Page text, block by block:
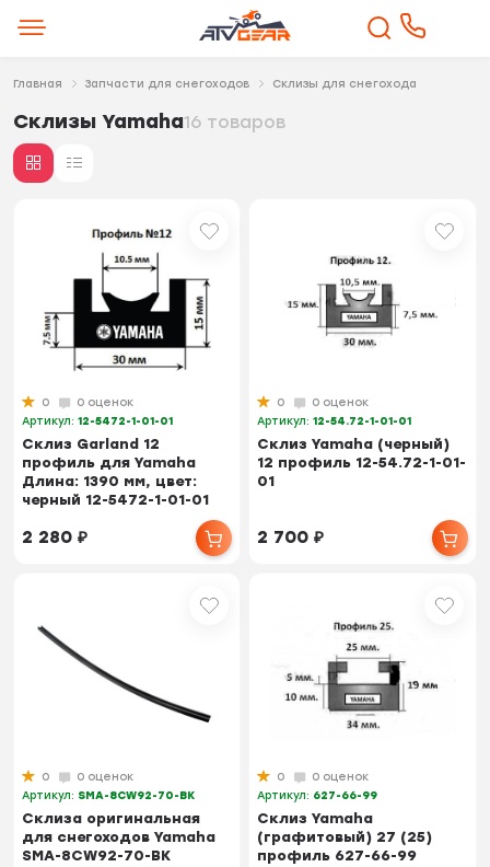
Главная Запчасти для снегоходов Склизы для снегохода
Склизы Yamaha16 товаров
0
0 оценок
Артикул:12-5472-1-01-01
Склиз Garland 12
профиль для Yamaha
Длина: 1390 мм, цвет:
черный 12-5472-1-01-01
2 280₽
0
0 оценок
Артикул:12-54.72-1-01-01
Склиз Yamaha (черный)
12 профиль 12-54.72-1-01-
01
2 700₽
0
0 оценок
Артикул: SMA-8CW92-70-BK
Склиза оригинальная
для снегоходов Yamaha
SMA-8CW92-70-BK
0
0 оценок
Артикул: 627-66-99
Склиз Yamaha
(графитовый) 27 (25)
профиль 627-66-99